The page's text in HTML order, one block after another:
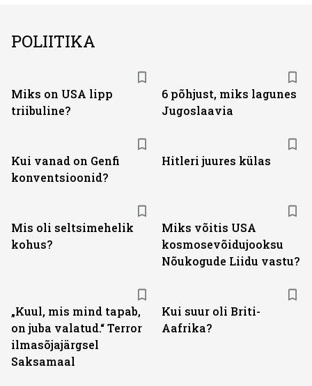
POLIITIKA
Miks on USA lipp
triibuline?
6 põhjust, miks lagunes
Jugoslaavia
Kui vanad on Genfi
konventsioonid?
Hitleri juures külas
Mis oli seltsimehelik
kohus?
Miks võitis USA
kosmosevõidujooksu
Nõukogude Liidu vastu?
„Kuul, mis mind tapab,
on juba valatud.“ Terror
ilmasõjajärgsel
Saksamaal
Kui suur oli Briti-
Aafrika?